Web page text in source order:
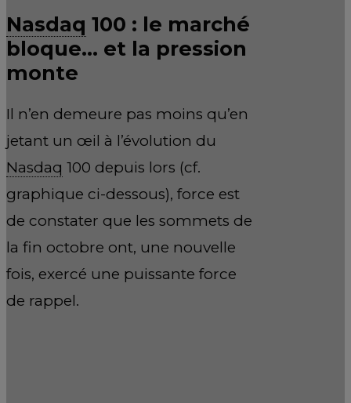
Nasdaq 100 : le marché
bloque… et la pression
monte
Il n’en demeure pas moins qu’en
jetant un œil à l’évolution du
Nasdaq 100 depuis lors (cf.
graphique ci-dessous), force est
de constater que les sommets de
la fin octobre ont, une nouvelle
fois, exercé une puissante force
de rappel.